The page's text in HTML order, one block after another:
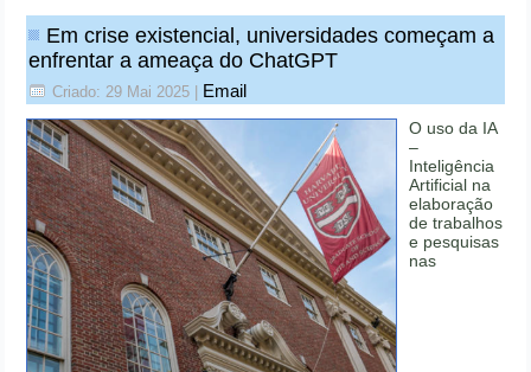
Em crise existencial, universidades começam a
enfrentar a ameaça do ChatGPT
Criado: 29 Mai 2025 Email
O uso da IA
–
Inteligência
Artificial na
elaboração
de trabalhos
e pesquisas
nas